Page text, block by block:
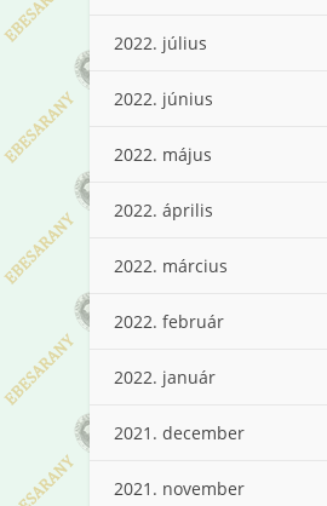
2022. július
2022. június
2022. május
2022. április
2022. március
2022. február
2022. január
2021. december
2021. november